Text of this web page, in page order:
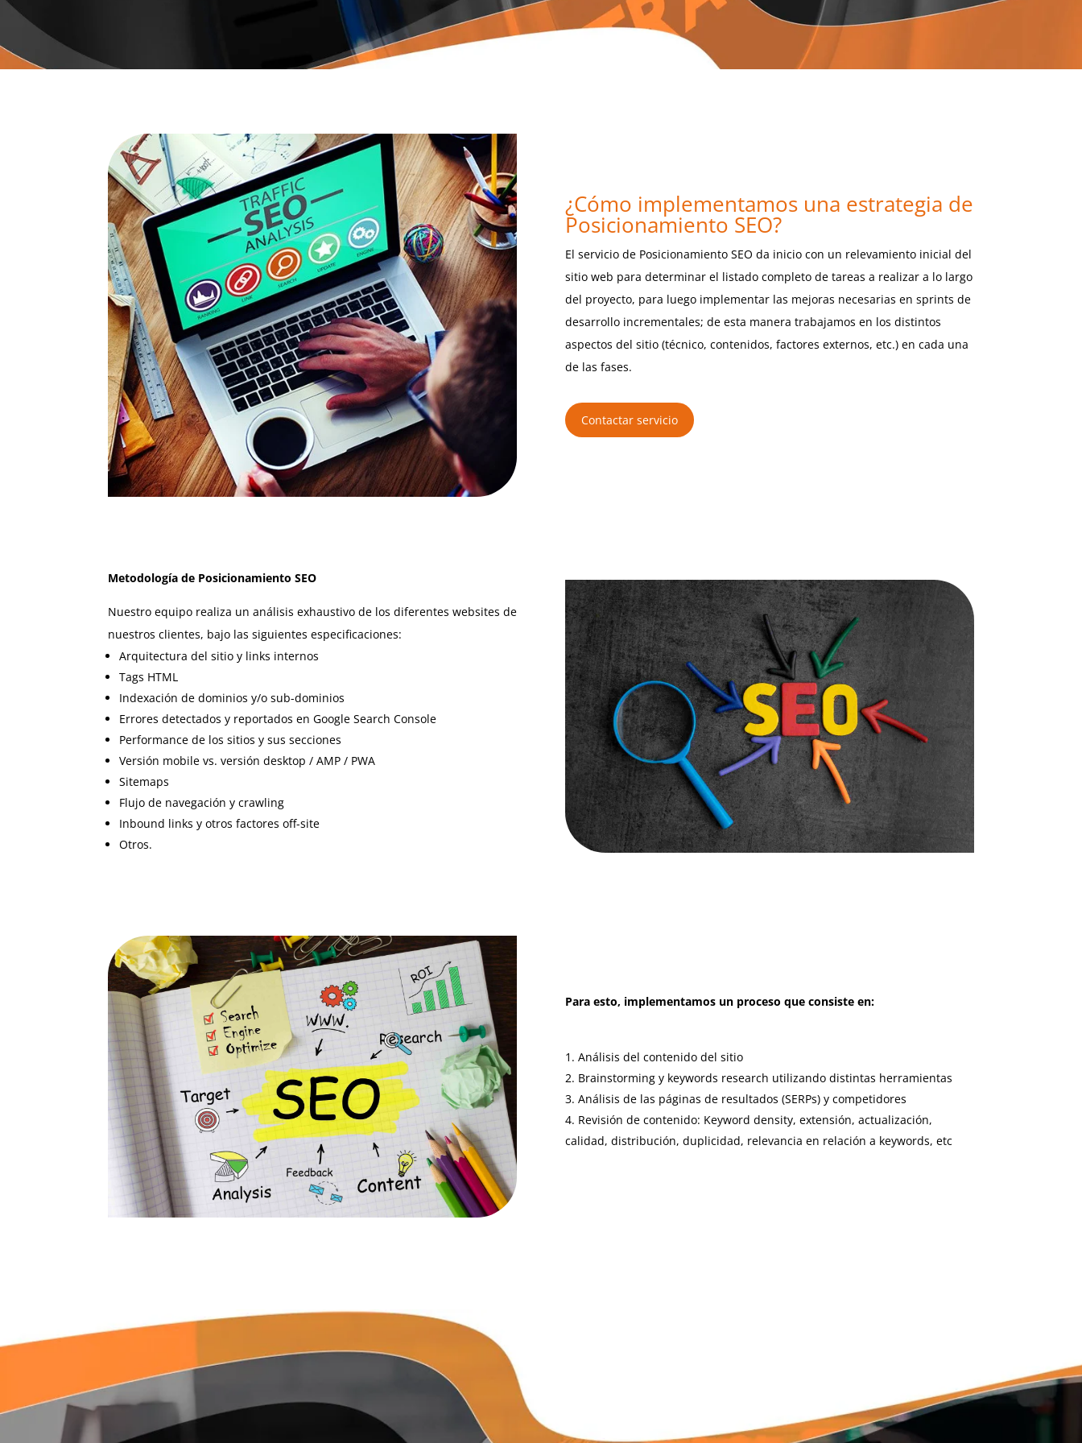
¿Cómo implementamos una estrategia de
Posicionamiento SEO?
El servicio de Posicionamiento SEO da inicio con un relevamiento inicial del
sitio web para determinar el listado completo de tareas a realizar a lo largo
del proyecto, para luego implementar las mejoras necesarias en sprints de
desarrollo incrementales; de esta manera trabajamos en los distintos
aspectos del sitio (técnico, contenidos, factores externos, etc.) en cada una
de las fases.
Contactar servicio
Metodología de Posicionamiento SEO
Nuestro equipo realiza un análisis exhaustivo de los diferentes websites de
nuestros clientes, bajo las siguientes especificaciones:
Arquitectura del sitio y links internos
Tags HTML
Indexación de dominios y/o sub-dominios
Errores detectados y reportados en Google Search Console
Performance de los sitios y sus secciones
Versión mobile vs. versión desktop / AMP / PWA
Sitemaps
Flujo de navegación y crawling
Inbound links y otros factores off-site
Otros.
Para esto, implementamos un proceso que consiste en:
Análisis del contenido del sitio
Brainstorming y keywords research utilizando distintas herramientas
Análisis de las páginas de resultados (SERPs) y competidores
Revisión de contenido: Keyword density, extensión, actualización,
calidad, distribución, duplicidad, relevancia en relación a keywords, etc